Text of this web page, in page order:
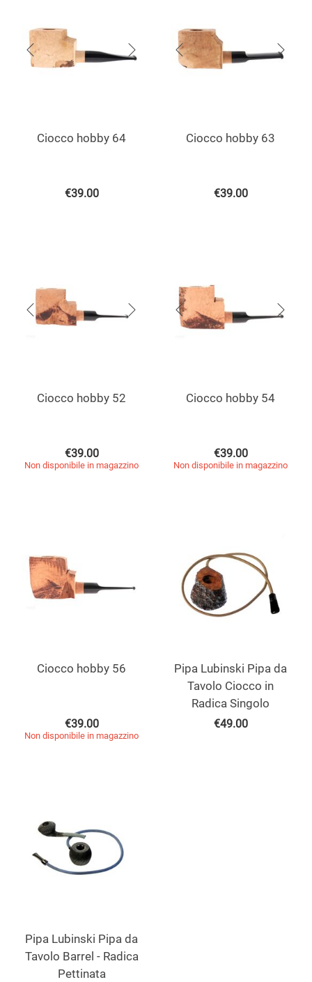
Ciocco hobby 64
€39.00
Ciocco hobby 63
€39.00
Ciocco hobby 52
€39.00
Non disponibile in magazzino
Ciocco hobby 54
€39.00
Non disponibile in magazzino
Ciocco hobby 56
€39.00
Non disponibile in magazzino
Pipa Lubinski Pipa da
Tavolo Ciocco in
Radica Singolo
€49.00
Pipa Lubinski Pipa da
Tavolo Barrel - Radica
Pettinata